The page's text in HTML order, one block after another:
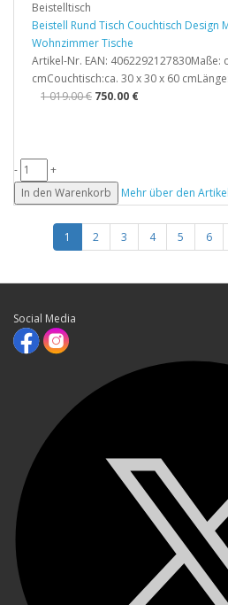
Beistelltisch
Beistell Rund Tisch Couchtisch Design
Wohnzimmer Tische
Artikel-Nr. EAN: 4062292127830Maße:
cmCouchtisch:ca. 30 x 30 x 60
1 019.00 € 750.00 €
-
+
In den Warenkorb
Mehr über den Artikel
1 2 3 4 5 6
Social Media